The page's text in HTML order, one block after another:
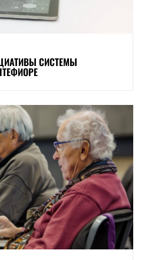
СИСТЕМЫ